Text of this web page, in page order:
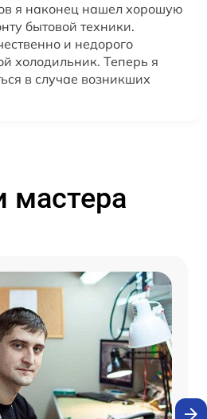
я наконец нашел хорошую
бытовой техники.
и недорого
холодильник. Теперь я
в случае возникших
мастера